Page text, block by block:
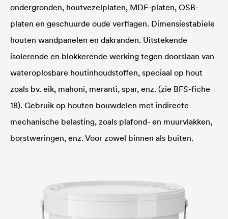
ondergronden, houtvezelplaten, MDF-platen, OSB-
platen en geschuurde oude verflagen. Dimensiestabiele
houten wandpanelen en dakranden. Uitstekende
isolerende en blokkerende werking tegen doorslaan van
wateroplosbare houtinhoudstoffen, speciaal op hout
zoals bv. eik, mahoni, meranti, spar, enz. (zie BFS-fiche
18). Gebruik op houten bouwdelen met indirecte
mechanische belasting, zoals plafond- en muurvlakken,
borstweringen, enz. Voor zowel binnen als buiten.